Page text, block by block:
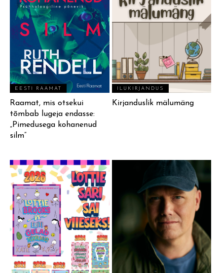
EESTI RAAMAT
Raamat, mis otsekui
tõmbab lugeja endasse:
„Pimedusega kohanenud
silm”
ILUKIRJANDUS
Kirjanduslik mälumäng